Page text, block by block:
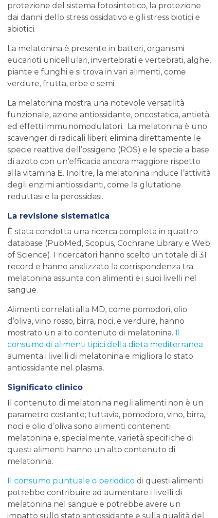
protezione del sistema fotosintetico, la protezione
dai danni dello stress ossidativo e gli stress biotici e
abiotici.
La melatonina è presente in batteri, organismi
eucarioti unicellulari, invertebrati e vertebrati, alghe,
piante e funghi e si trova in vari alimenti, come
verdure, frutta, erbe e semi.
La melatonina mostra una notevole versatilità
funzionale, azione antiossidante, oncostatica, antietà
ed effetti immunomodulatori. La melatonina è uno
scavenger di radicali liberi; elimina direttamente le
specie reattive dell’ossigeno (ROS) e le specie a base
di azoto con un’efficacia ancora maggiore rispetto
alla vitamina E. Inoltre, la melatonina induce l’attività
degli enzimi antiossidanti, come la glutatione
reduttasi e la perossidasi.
La revisione sistematica
È stata condotta una ricerca completa in quattro
database (PubMed, Scopus, Cochrane Library e Web
of Science). I ricercatori hanno scelto un totale di 31
record e hanno analizzato la corrispondenza tra
melatonina assunta con alimenti e i suoi livelli nel
sangue.
Alimenti correlati alla MD, come pomodori, olio
d’oliva, vino rosso, birra, noci, e verdure, hanno
mostrato un alto contenuto di melatonina. Il
consumo di alimenti tipici della dieta mediterranea
aumenta i livelli di melatonina e migliora lo stato
antiossidante nel plasma.
Significato clinico
Il contenuto di melatonina negli alimenti non è un
parametro costante; tuttavia, pomodoro, vino, birra,
noci e olio d’oliva sono alimenti contenenti
melatonina e, specialmente, varietà specifiche di
questi alimenti hanno un alto contenuto di
melatonina.
Il consumo puntuale o periodico di questi alimenti
potrebbe contribuire ad aumentare i livelli di
melatonina nel sangue e potrebbe avere un
impatto sullo stato antiossidante e sulla qualità del